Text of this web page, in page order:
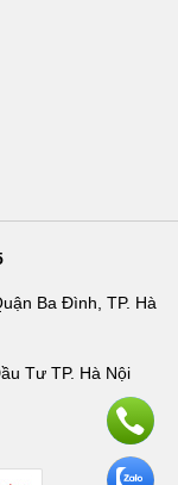
Ba Đình, TP. Hà
Tư TP. Hà Nội